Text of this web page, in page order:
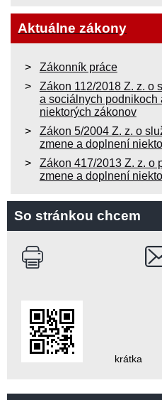
Aktuálne zákony
Zákonník práce
Zákon 112/2018 Z. z. o
a sociálnych podnikoch
niektorých zákonov
Zákon 5/2004 Z. z. o
zmene a doplnení
Zákon 417/2013 Z. z. o
zmene a doplnení
So stránkou chcem
krátka